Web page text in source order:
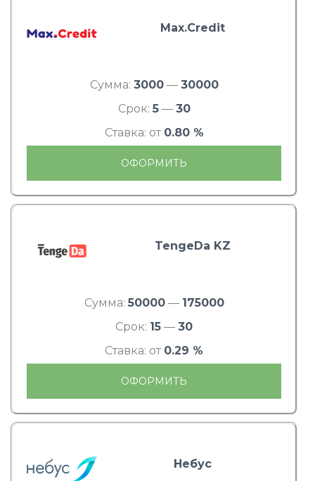
Max.Credit
Сумма: 3000— 30000
Срок: 5— 30
Ставка: от 0.80 %
ОФОРМИТЬ
TengeDa KZ
Сумма: 50000— 175000
Срок: 15 — 30
Ставка: от 0.29 %
ОФОРМИТЬ
Небус